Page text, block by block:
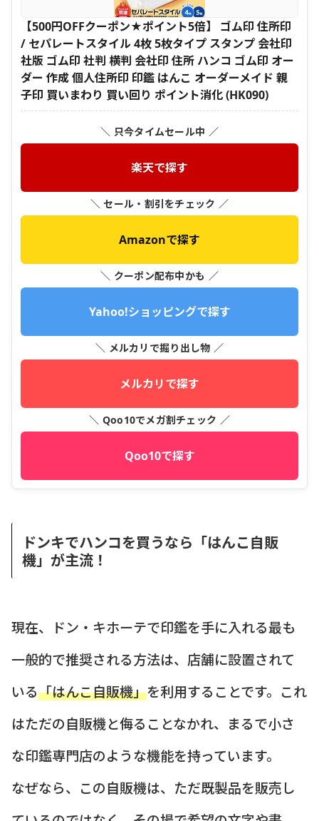
【500円OFFクーポン★ポイント5倍】 ゴム印 住所印
/ セパレートスタイル 4枚 5枚タイプ スタンプ 会社印
社版 ゴム印 社判 横判 会社印 住所 ハンコ ゴム印 オー
ダー 作成 個人住所印 印鑑 はんこ オーダーメイド 親
子印 買いまわり 買い回り ポイント消化 (HK090)
＼ 只今タイムセール中 ／
楽天で探す
＼ セール・割引をチェック ／
Amazonで探す
＼ クーポン配布中かも ／
Yahoo!ショッピングで探す
＼ メルカリで掘り出し物 ／
メルカリで探す
＼ Qoo10でメガ割チェック ／
Qoo10で探す
ドンキでハンコを買うなら「はんこ自販
機」が主流！
現在、ドン・キホーテで印鑑を手に入れる最も
一般的で推奨される方法は、店舗に設置されて
いる「はんこ自販機」を利用することです。これ
はただの自販機と侮ることなかれ、まるで小さ
な印鑑専門店のような機能を持っています。
なぜなら、この自販機は、ただ既製品を販売し